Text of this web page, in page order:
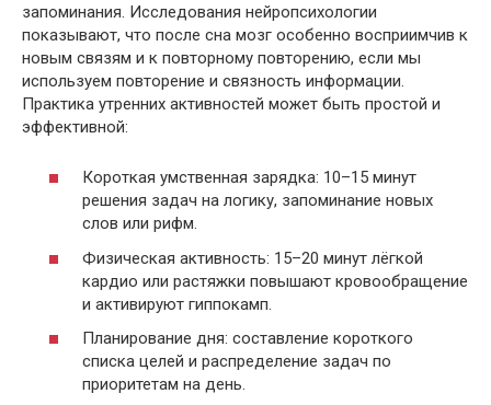
запоминания. Исследования нейропсихологии
показывают, что после сна мозг особенно восприимчив к
новым связям и к повторному повторению, если мы
используем повторение и связность информации.
Практика утренних активностей может быть простой и
эффективной:
Короткая умственная зарядка: 10–15 минут
решения задач на логику, запоминание новых
слов или рифм.
Физическая активность: 15–20 минут лёгкой
кардио или растяжки повышают кровообращение
и активируют гиппокамп.
Планирование дня: составление короткого
списка целей и распределение задач по
приоритетам на день.